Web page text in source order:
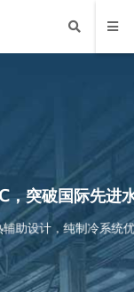
先进水平
统优化，能耗更低